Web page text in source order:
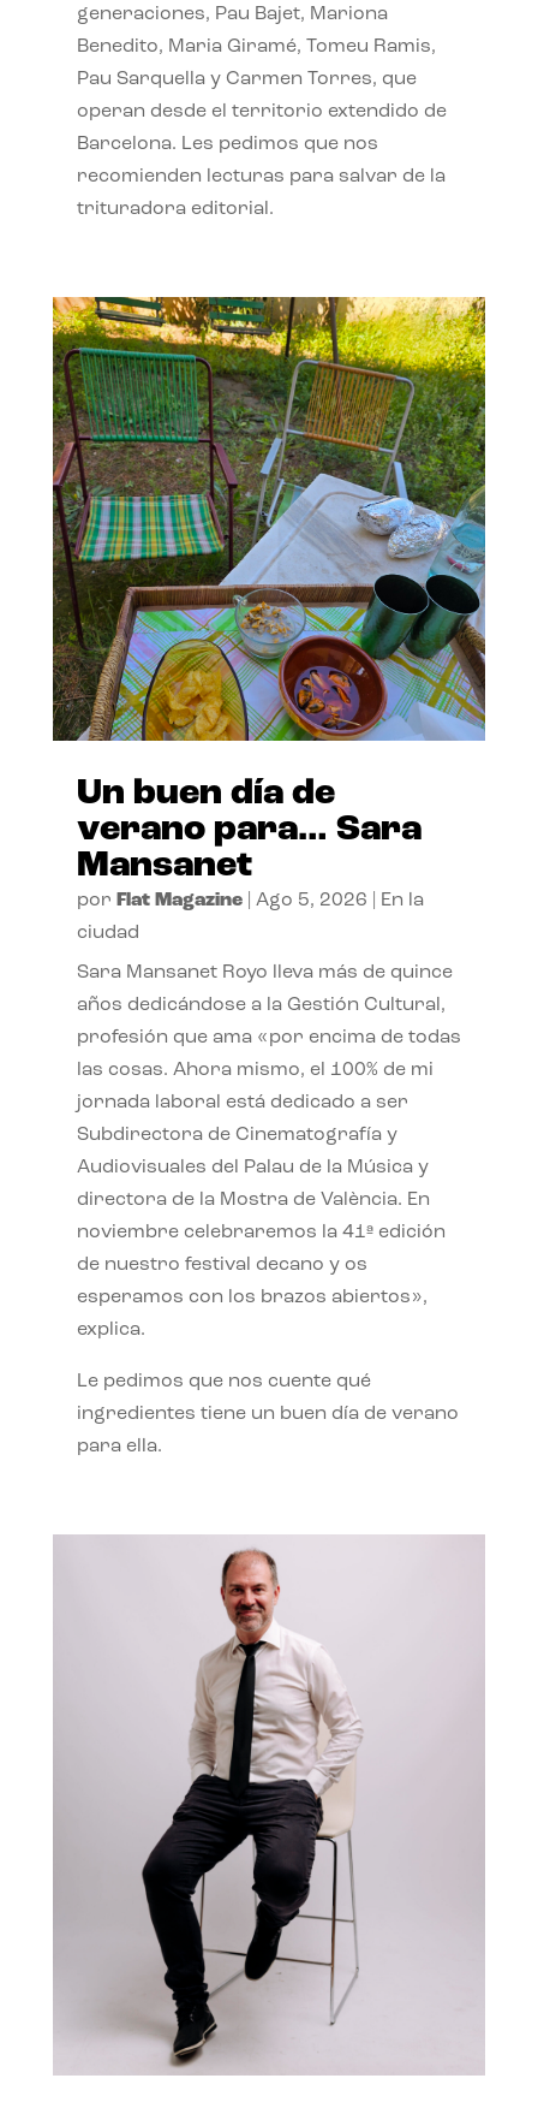
generaciones, Pau Bajet, Mariona
Benedito, Maria Giramé, Tomeu Ramis,
Pau Sarquella y Carmen Torres, que
operan desde el territorio extendido de
Barcelona. Les pedimos que nos
recomienden lecturas para salvar de la
trituradora editorial.
Un buen día de
verano para… Sara
Mansanet
por Flat Magazine| Ago 5, 2026
En la
ciudad
Sara Mansanet Royo lleva más de quince
años dedicándose a la Gestión Cultural,
profesión que ama «por encima de todas
las cosas. Ahora mismo, el 100% de mi
jornada laboral está dedicado a ser
Subdirectora de Cinematografía y
Audiovisuales del Palau de la Música y
directora de la Mostra de València. En
noviembre celebraremos la 41ª edición
de nuestro festival decano y os
esperamos con los brazos abiertos»,
explica.
Le pedimos que nos cuente qué
ingredientes tiene un buen día de verano
para ella.